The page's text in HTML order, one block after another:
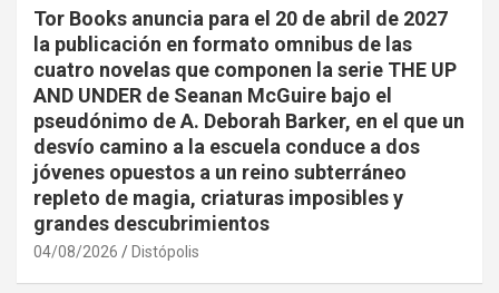
Tor Books anuncia para el 20 de abril de 2027
la publicación en formato omnibus de las
cuatro novelas que componen la serie THE UP
AND UNDER de Seanan McGuire bajo el
pseudónimo de A. Deborah Barker, en el que un
desvío camino a la escuela conduce a dos
jóvenes opuestos a un reino subterráneo
repleto de magia, criaturas imposibles y
grandes descubrimientos
04/08/2026 Distópolis